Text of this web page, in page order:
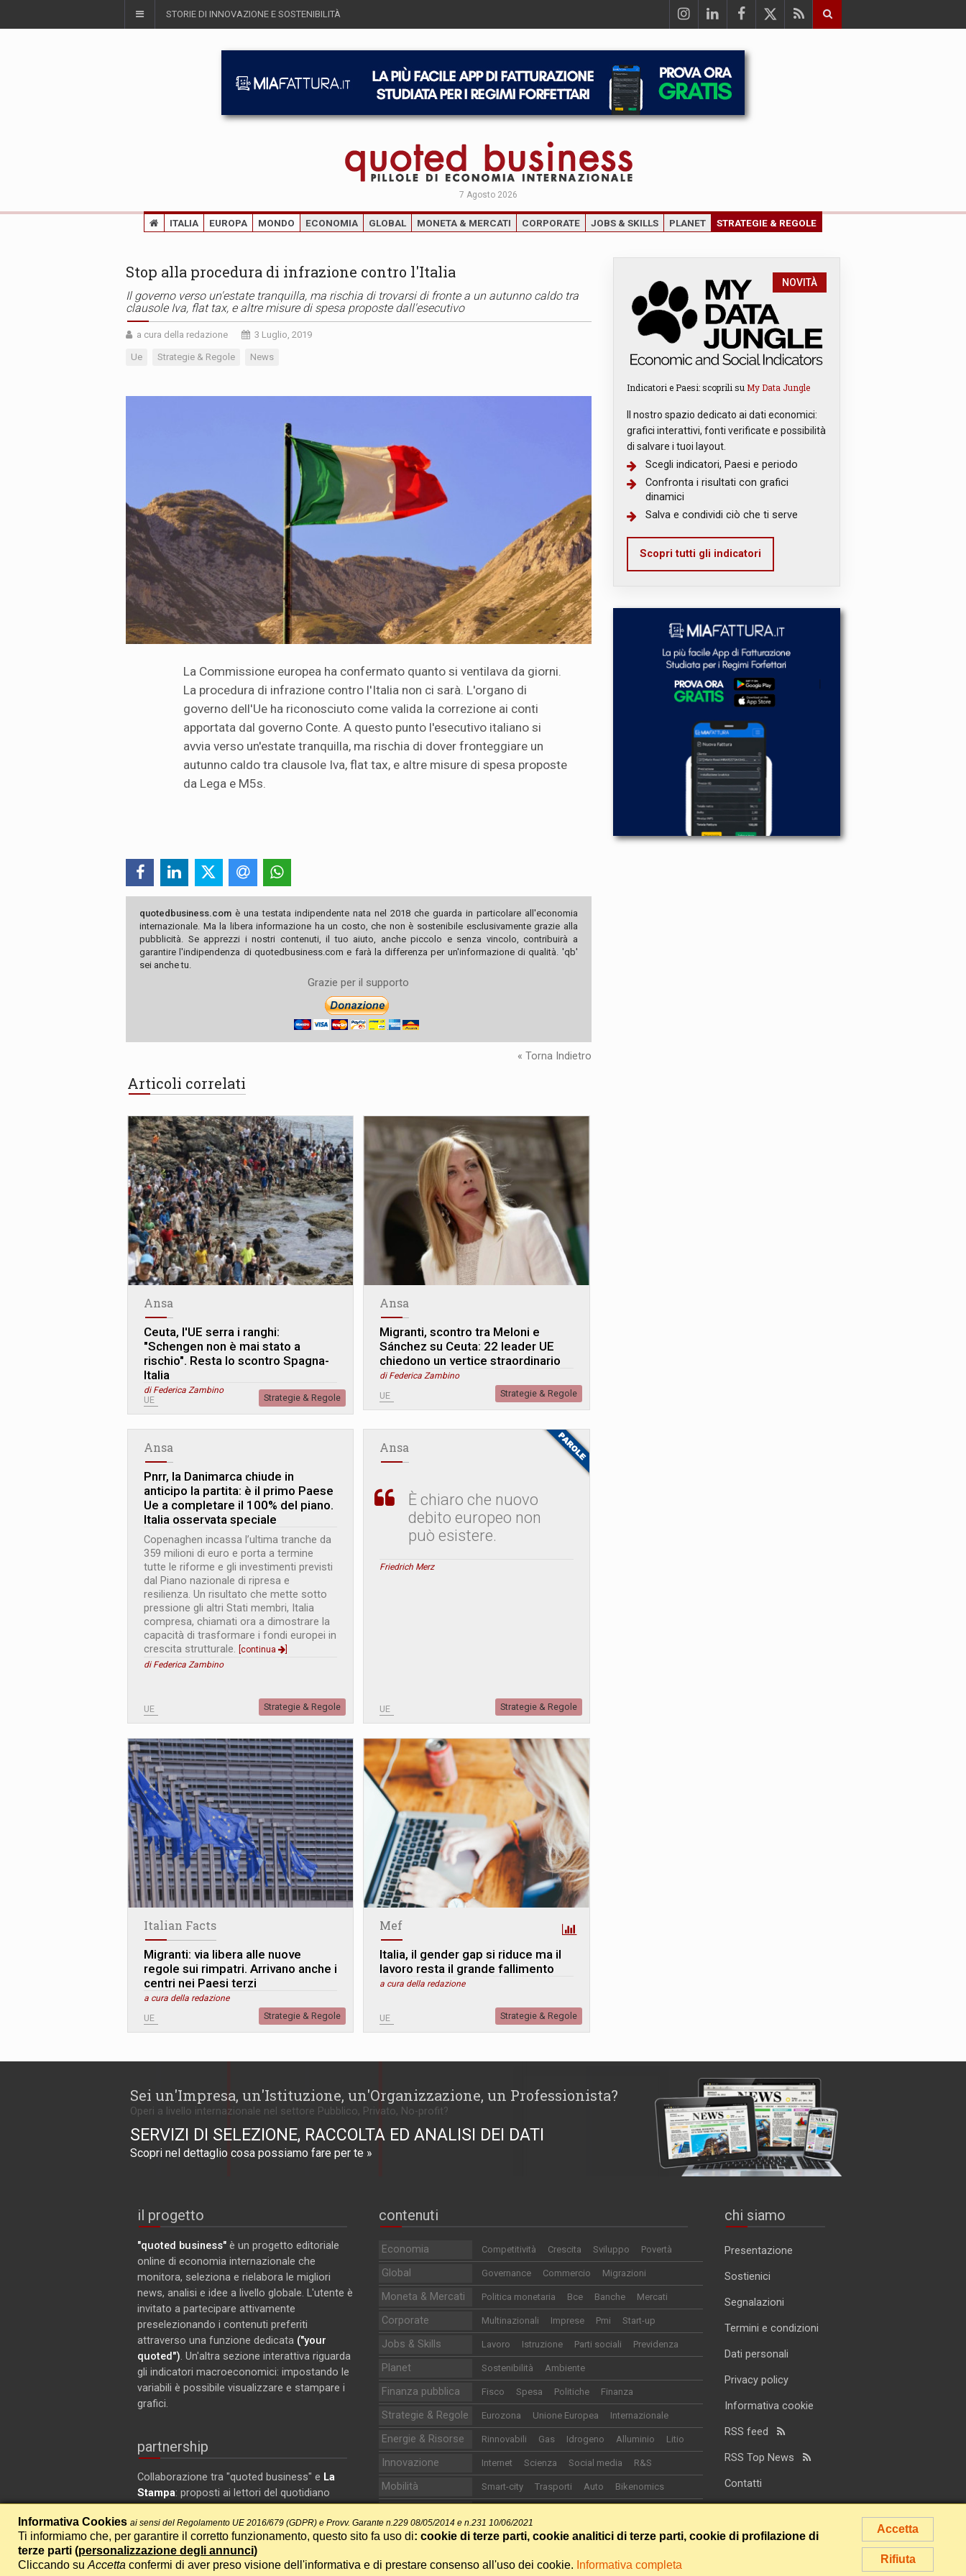
STORIE DI INNOVAZIONE E SOSTENIBILITÀ
7 Agosto 2026
ITALIA EUROPA MONDO ECONOMIA GLOBAL MONETA & MERCATI CORPORATE JOBS & SKILLS PLANET STRATEGIE & REGOLE
Stop alla procedura di infrazione contro l'Italia
Il governo verso un'estate tranquilla, ma rischia di trovarsi di fronte a un autunno caldo tra
clausole Iva, flat tax, e altre misure di spesa proposte dall'esecutivo
a cura della redazione 3 Luglio, 2019
Ue Strategie & Regole News
La Commissione europea ha confermato quanto si ventilava da giorni.
La procedura di infrazione contro l'Italia non ci sarà. L'organo di
governo dell'Ue ha riconosciuto come valida la correzione ai conti
apportata dal governo Conte. A questo punto l'esecutivo italiano si
avvia verso un'estate tranquilla, ma rischia di dover fronteggiare un
autunno caldo tra clausole Iva, flat tax, e altre misure di spesa proposte
da Lega e M5s.
quotedbusiness.com è una testata indipendente nata nel 2018 che guarda in particolare all'economia
internazionale. Ma la libera informazione ha un costo, che non è sostenibile esclusivamente grazie alla
pubblicità. Se apprezzi i nostri contenuti, il tuo aiuto, anche piccolo e senza vincolo, contribuirà a
garantire l'indipendenza di quotedbusiness.com e farà la differenza per un'informazione di qualità. 'qb'
sei anche tu.
Grazie per il supporto
« Torna Indietro
Articoli correlati
Ansa
Ceuta, l'UE serra i ranghi:
"Schengen non è mai stato a
rischio". Resta lo scontro Spagna-
Italia
di Federica Zambino
UE Strategie & Regole
Ansa
Migranti, scontro tra Meloni e
Sánchez su Ceuta: 22 leader UE
chiedono un vertice straordinario
di Federica Zambino
UE Strategie & Regole
Ansa
Pnrr, la Danimarca chiude in
anticipo la partita: è il primo Paese
Ue a completare il 100% del piano.
Italia osservata speciale
Copenaghen incassa l’ultima tranche da
359 milioni di euro e porta a termine
tutte le riforme e gli investimenti previsti
dal Piano nazionale di ripresa e
resilienza. Un risultato che mette sotto
pressione gli altri Stati membri, Italia
compresa, chiamati ora a dimostrare la
capacità di trasformare i fondi europei in
crescita strutturale. [continua
di Federica Zambino
UE Strategie & Regole
Ansa
È chiaro che nuovo
debito europeo non
può esistere.
Friedrich Merz
UE Strategie & Regole
Italian Facts
Migranti: via libera alle nuove
regole sui rimpatri. Arrivano anche i
centri nei Paesi terzi
a cura della redazione
UE Strategie & Regole
Mef
Italia, il gender gap si riduce ma il
lavoro resta il grande fallimento
a cura della redazione
UE Strategie & Regole
NOVITÀ
Indicatori e Paesi: scoprili su My Data Jungle
Il nostro spazio dedicato ai dati economici:
grafici interattivi, fonti verificate e possibilità
di salvare i tuoi layout.
Scegli indicatori, Paesi e periodo
Confronta i risultati con grafici
dinamici
Salva e condividi ciò che ti serve
Scopri tutti gli indicatori
Sei un'Impresa, un'Istituzione, un'Organizzazione, un Professionista?
Operi a livello internazionale nel settore Pubblico, Privato, No-profit?
SERVIZI DI SELEZIONE, RACCOLTA ED ANALISI DEI DATI
Scopri nel dettaglio cosa possiamo fare per te »
il progetto
"quoted business" è un progetto editoriale
online di economia internazionale che
monitora, seleziona e rielabora le migliori
news, analisi e idee a livello globale. L'utente è
invitato a partecipare attivamente
preselezionando i contenuti preferiti
attraverso una funzione dedicata ("your
quoted"). Un'altra sezione interattiva riguarda
gli indicatori macroeconomici: impostando le
variabili è possibile visualizzare e stampare i
grafici.
partnership
Collaborazione tra "quoted business" e La
Stampa: proposti ai lettori del quotidiano
contenuti
Economia Competitività Crescita Sviluppo Povertà
Global Governance Commercio Migrazioni
Moneta & Mercati Politica monetaria Bce Banche Mercati
Corporate Multinazionali Imprese Pmi Start-up
Jobs & Skills Lavoro Istruzione Parti sociali Previdenza
Planet Sostenibilità Ambiente
Finanza pubblica Fisco Spesa Politiche Finanza
Strategie & Regole Eurozona Unione Europea Internazionale
Energie & Risorse Rinnovabili Gas Idrogeno Alluminio Litio
Innovazione Internet Scienza Social media R&S
Mobilità Smart-city Trasporti Auto Bikenomics
Sport Calcio Motori Altri sport
chi siamo
Presentazione
Sostienici
Segnalazioni
Termini e condizioni
Dati personali
Privacy policy
Informativa cookie
RSS feed
RSS Top News
Contatti
Accetta
Rifiuta
Informativa Cookies ai sensi del Regolamento UE 2016/679 (GDPR) e Provv. Garante n.229 08/05/2014 e n.231 10/06/2021
Ti informiamo che, per garantire il corretto funzionamento, questo sito fa uso di: cookie di terze parti, cookie analitici di terze parti, cookie di profilazione di
terze parti (personalizzazione degli annunci)
Cliccando su Accetta confermi di aver preso visione dell'informativa e di prestare consenso all'uso dei cookie. Informativa completa